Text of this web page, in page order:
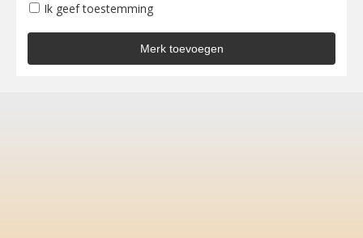
Ik geef toestemming